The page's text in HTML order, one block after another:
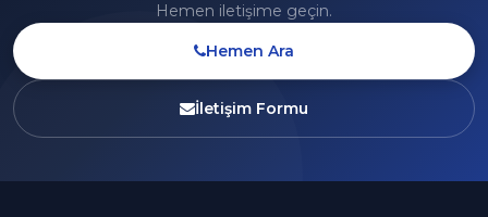
Hemen iletişime geçin.
Hemen Ara
İletişim Formu